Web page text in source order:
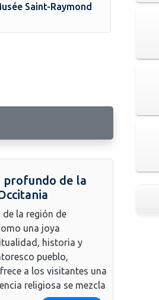
Saint-Raymond
profundo de la
la región de
una joya
historia y
pueblo,
a los visitantes una
religiosa se mezcla